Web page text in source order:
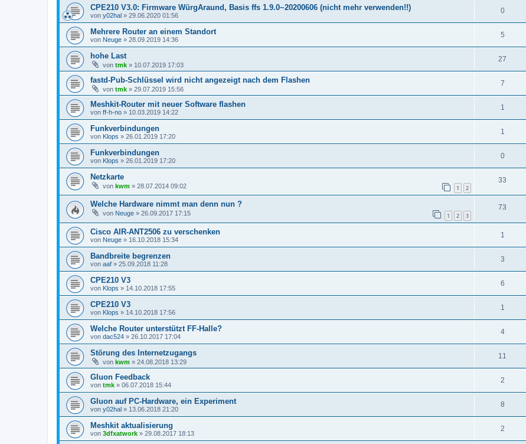
CPE210 V3.0: Firmware WürgAraund, Basis ffs 1.9.0~20200606 (nicht mehr verwenden!!)
von y02hal » 29.06.2020 01:56
0
Mehrere Router an einem Standort
von Neuge » 28.09.2019 14:36
5
hohe Last
von tmk » 10.07.2019 17:03
27
fastd-Pub-Schlüssel wird nicht angezeigt nach dem Flashen
von tmk » 29.07.2019 15:56
7
Meshkit-Router mit neuer Software flashen
von ff-h-no » 10.03.2019 14:22
1
Funkverbindungen
von Klops » 26.01.2019 17:20
1
Funkverbindungen
von Klops » 26.01.2019 17:20
0
Netzkarte
von kwm » 28.07.2014 09:02 1 2
33
Welche Hardware nimmt man denn nun ?
von Neuge » 26.09.2017 17:15 1 2 3
73
Cisco AIR-ANT2506 zu verschenken
von Neuge » 16.10.2018 15:34
1
Bandbreite begrenzen
von aaf » 25.09.2018 11:28
3
CPE210 V3
von Klops » 14.10.2018 17:55
6
CPE210 V3
von Klops » 14.10.2018 17:56
1
Welche Router unterstützt FF-Halle?
von dac524 » 26.10.2017 17:04
4
Störung des Internetzugangs
von kwm » 24.08.2018 13:29
11
Gluon Feedback
von tmk » 06.07.2018 15:44
2
Gluon auf PC-Hardware, ein Experiment
von y02hal » 13.06.2018 21:20
8
Meshkit aktualisierung
von 3dfxatwork » 29.08.2017 18:13
2